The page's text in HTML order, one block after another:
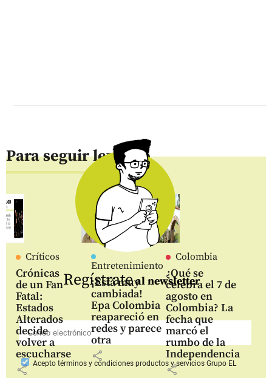
Para seguir leyendo
Críticos
Crónicas
de un Fan
Fatal:
Estados
Alterados
decide
volver a
escucharse
share
Entretenimiento
¡Está muy
cambiada!
Epa Colombia
reapareció en
redes y parece
otra
share
Colombia
¿Qué se
celebra el 7 de
agosto en
Colombia? La
fecha que
marcó el
rumbo de la
Independencia
share
Regístrateal newsletter
Aceptotérminos y condiciones productos y serviciosGrupo EL